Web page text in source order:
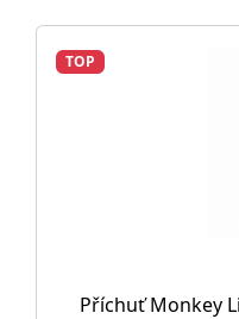
TOP
Příchuť Monkey